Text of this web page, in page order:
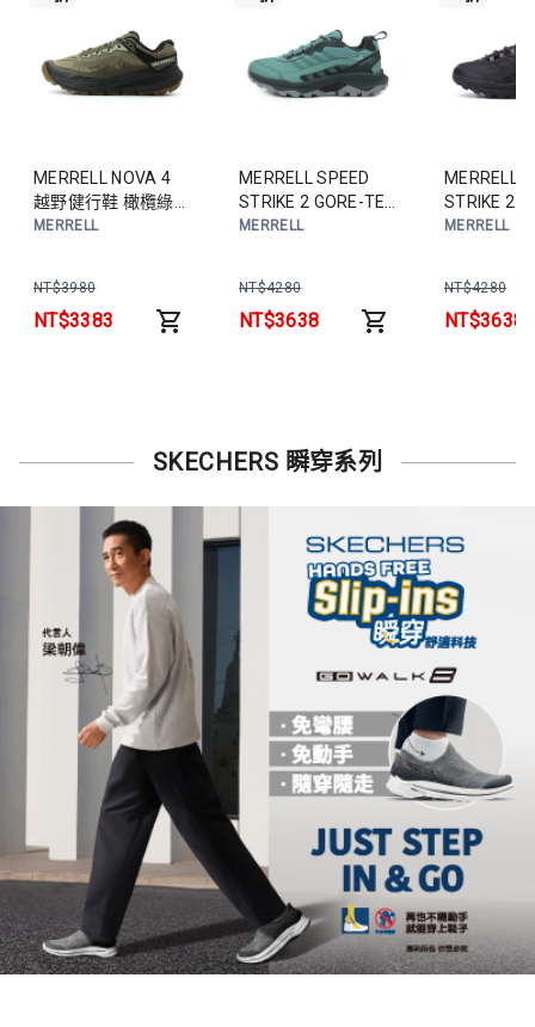
MERRELL NOVA 4
越野健行鞋 橄欖綠
ML068563 男鞋
MERRELL
NT$3980
NT$3383
MERRELL SPEED
STRIKE 2 GORE-TEX
防潑水健行鞋 薄荷綠
MERRELL
NT$4280
NT$3638
MERRELL
STRIKE 2
防潑水健行
MERRELL
NT$4280
NT$3638
SKECHERS 瞬穿系列